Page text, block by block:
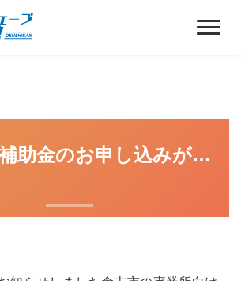
助金のお申し込みが…